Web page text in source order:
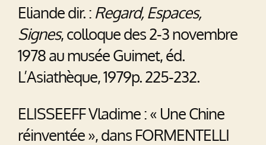
Eliande dir. : Regard, Espaces,
Signes, colloque des 2-3 novembre
1978 au musée Guimet, éd.
L’Asiathèque, 1979p. 225-232.
ELISSEEFF Vladime : « Une Chine
réinventée », dans FORMENTELLI